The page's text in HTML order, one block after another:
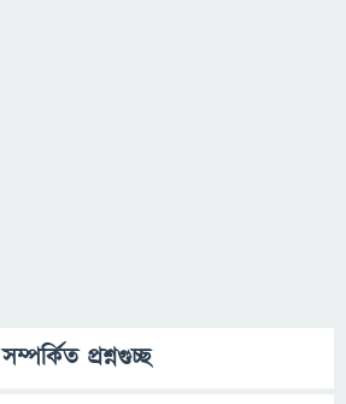
সম্পর্কিত প্রশ্নগুচ্ছ